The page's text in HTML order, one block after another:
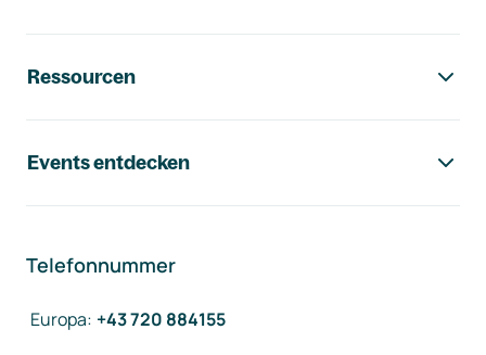
Ressourcen
Events entdecken
Telefonnummer
Europa: +43 720 884155